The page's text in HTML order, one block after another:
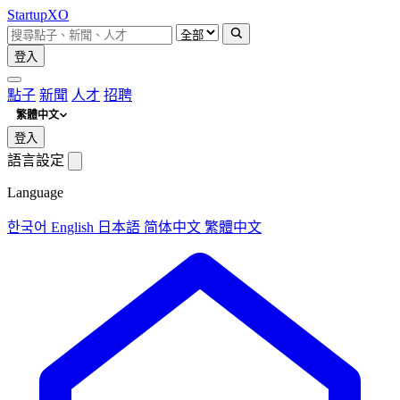
StartupXO
登入
點子 新聞 人才 招聘
繁體中文
登入
語言設定
Language
한국어 English 日本語 简体中文 繁體中文